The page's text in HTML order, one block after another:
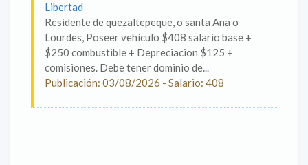
Libertad
Residente de quezaltepeque, o santa Ana o
Lourdes, Poseer vehículo $408 salario base +
$250 combustible + Depreciacion $125 +
comisiones. Debe tener dominio de...
Publicación: 03/08/2026 - Salario: 408